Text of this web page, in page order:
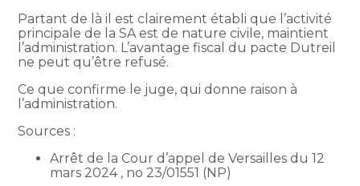
Partant de là il est clairement établi que l’activité
principale de la SA est de nature civile, maintient
l’administration. L’avantage fiscal du pacte Dutreil
ne peut qu’être refusé.
Ce que confirme le juge, qui donne raison à
l’administration.
Sources :
Arrêt de la Cour d’appel de Versailles du 12
mars 2024 , no 23/01551 (NP)